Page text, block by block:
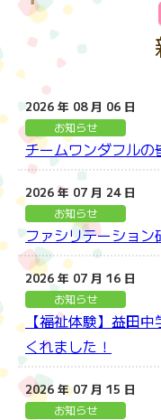
2026 年 08 月 06 日
お知らせ
チームワンダフル
2026 年 07 月 24 日
お知らせ
ファシリテーション
2026 年 07 月 16 日
お知らせ
【福祉体験】益田
くれました！
2026 年 07 月 15 日
お知らせ